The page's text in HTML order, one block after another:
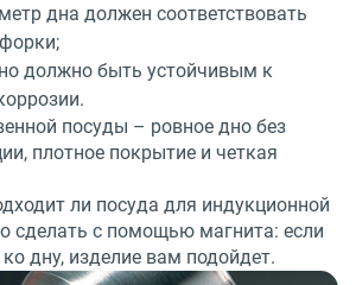
дна должен соответствовать
должно быть устойчивым к
посуды – ровное дно без
плотное покрытие и четкая
ли посуда для индукционной
сделать с помощью магнита: если
дну, изделие вам подойдет.